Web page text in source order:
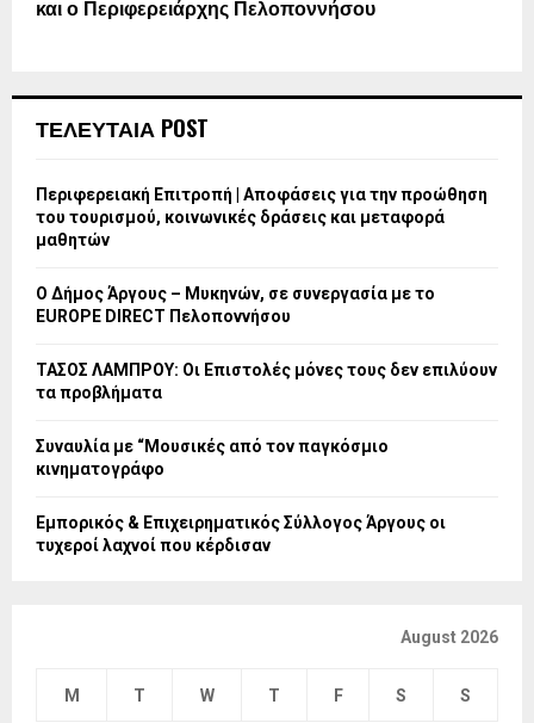
και ο Περιφερειάρχης Πελοποννήσου
ΤΕΛΕΥΤΑΙΑ POST
Περιφερειακή Επιτροπή | Αποφάσεις για την προώθηση
του τουρισμού, κοινωνικές δράσεις και μεταφορά
μαθητών
Ο Δήμος Άργους – Μυκηνών, σε συνεργασία με το
EUROPE DIRECT Πελοποννήσου
ΤΑΣΟΣ ΛΑΜΠΡΟΥ: Οι Επιστολές μόνες τους δεν επιλύουν
τα προβλήματα
Συναυλία με “Μουσικές από τον παγκόσμιο
κινηματογράφο
Εμπορικός & Επιχειρηματικός Σύλλογος Άργους οι
τυχεροί λαχνοί που κέρδισαν
August 2026
M T W T F S S